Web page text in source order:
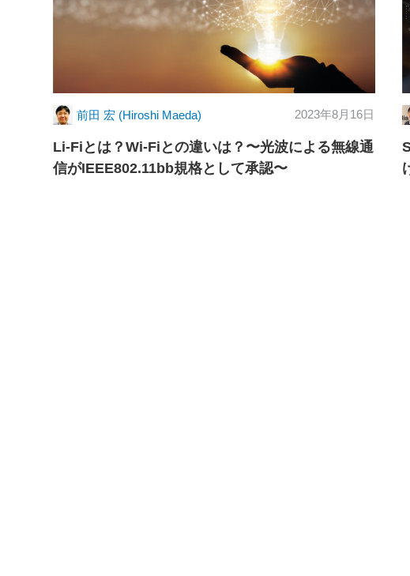
前田 宏 (Hiroshi Maeda) 2023年8月16日
Li-Fiとは？Wi-Fiとの違いは？〜光波による無線通
信がIEEE802.11bb規格として承認〜